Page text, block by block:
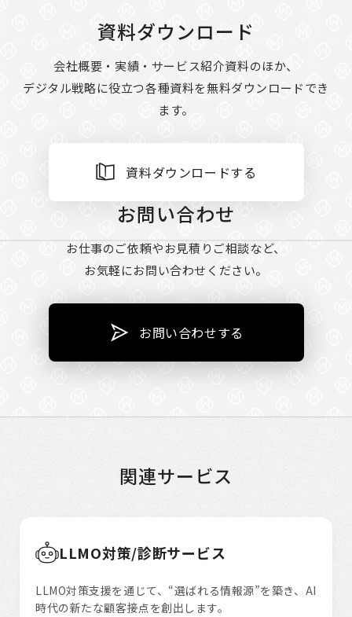
資料ダウンロード
会社概要・実績・サービス紹介資料のほか、
デジタル戦略に役立つ各種資料を無料ダウンロードでき
ます。
資料ダウンロードする
お問い合わせ
お仕事のご依頼やお見積りご相談など、
お気軽にお問い合わせください。
お問い合わせする
関連サービス
LLMO対策/診断サービス
LLMO対策支援を通じて、“選ばれる情報源”を築き、AI
時代の新たな顧客接点を創出します。